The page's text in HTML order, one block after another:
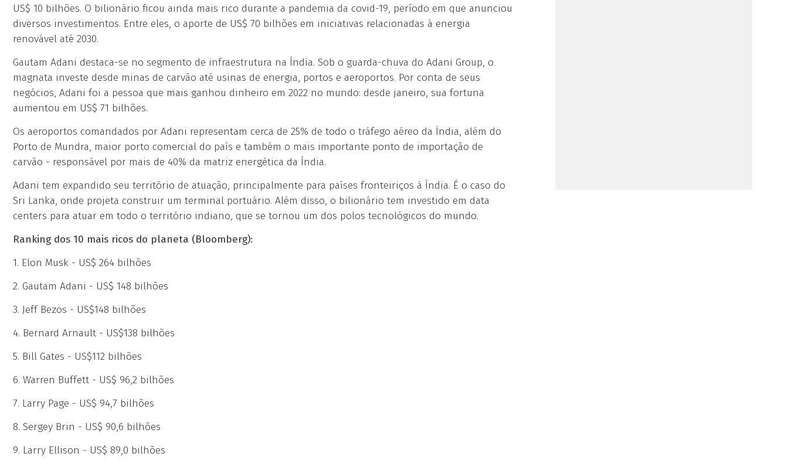
US$ 10 bilhões. O bilionário ficou ainda mais rico durante a pandemia da covid-19, período em que anunciou
diversos investimentos. Entre eles, o aporte de US$ 70 bilhões em iniciativas relacionadas à energia
renovável até 2030.
Gautam Adani destaca-se no segmento de infraestrutura na Índia. Sob o guarda-chuva do Adani Group, o
magnata investe desde minas de carvão até usinas de energia, portos e aeroportos. Por conta de seus
negócios, Adani foi a pessoa que mais ganhou dinheiro em 2022 no mundo: desde janeiro, sua fortuna
aumentou em US$ 71 bilhões.
Os aeroportos comandados por Adani representam cerca de 25% de todo o tráfego aéreo da Índia, além do
Porto de Mundra, maior porto comercial do país e também o mais importante ponto de importação de
carvão - responsável por mais de 40% da matriz energética da Índia.
Adani tem expandido seu território de atuação, principalmente para países fronteiriços à Índia. É o caso do
Sri Lanka, onde projeta construir um terminal portuário. Além disso, o bilionário tem investido em data
centers para atuar em todo o território indiano, que se tornou um dos polos tecnológicos do mundo.
Ranking dos 10 mais ricos do planeta (Bloomberg):
1. Elon Musk - US$ 264 bilhões
2. Gautam Adani - US$ 148 bilhões
3. Jeff Bezos - US$148 bilhões
4. Bernard Arnault - US$138 bilhões
5. Bill Gates - US$112 bilhões
6. Warren Buffett - US$ 96,2 bilhões
7. Larry Page - US$ 94,7 bilhões
8. Sergey Brin - US$ 90,6 bilhões
9. Larry Ellison - US$ 89,0 bilhões